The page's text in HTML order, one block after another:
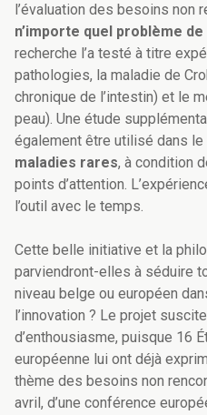
l’évaluation des besoins non
n’importe quel problème
recherche l’a testé à titre
pathologies, la maladie de
chronique de l’intestin) et le
peau). Une étude
également être utilisé dans
maladies rares, à condition
points d’attention.
l’outil avec le temps.
Cette belle initiative et la
parviendront-elles à séduire
niveau belge ou européen
l’innovation ? Le projet
d’enthousiasme, puisque 16
européenne lui ont déjà
thème des besoins non
avril, d’une conférence